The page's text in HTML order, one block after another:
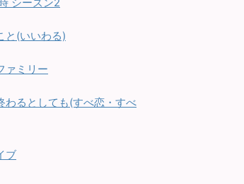
と(いいわる)
ァミリー
わるとしても(すべ恋・すべ
ブ